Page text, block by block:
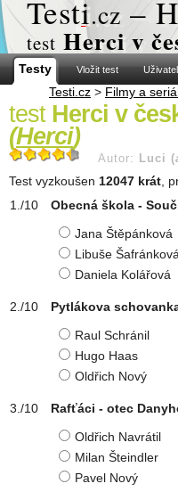
Testi.cz –
test Herci v
Testy Vložit test
Testi.cz > Filmy a
test Herci v
(Herci)
Autor: Luci (
Test vyzkoušen 12047 krát ,
Obecná škola -
Jana Štěpánková
Libuše Šafránková
Daniela Kolářová
Pytlákova
Raul Schránil
Hugo Haas
Oldřich Nový
Rafťáci - otec
Oldřich Navrátil
Milan Šteindler
Pavel Nový